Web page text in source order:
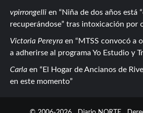
vpirrongelli en
Niña de dos años está
recuperándose” tras intoxicación por
Victoria Pereyra en
MTSS convocó a
a adherirse al programa Yo Estudio y
Carla en
El Hogar de Ancianos de
en este momento